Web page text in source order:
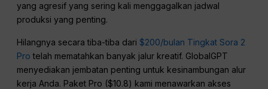
yang agresif yang sering kali menggagalkan jadwal
produksi yang penting.
Hilangnya secara tiba-tiba dari$200/bulan Tingkat Sora 2
Pro telah mematahkan banyak jalur kreatif. GlobalGPT
menyediakan jembatan penting untuk kesinambungan alur
kerja Anda. Paket Pro ($10.8) kami menawarkan akses